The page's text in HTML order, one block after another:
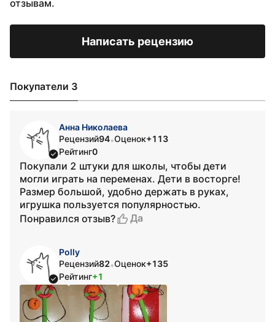
отзывам.
Написать рецензию
Покупатели 3
Анна Николаева
Рецензий94•Оценок+113
Рейтинг0
Покупали 2 штуки для школы, чтобы дети
могли играть на переменах. Дети в восторге!
Размер большой, удобно держать в руках,
игрушка пользуется популярностью.
Понравился отзыв?
Да
Polly
Рецензий82•Оценок+135
Рейтинг+1